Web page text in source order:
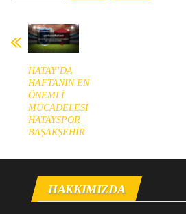
HATAY’DA
HAFTANIN EN
ÖNEMLİ
MÜCADELESİ
HATAYSPOR
BAŞAKŞEHİR
HAKKIMIZDA